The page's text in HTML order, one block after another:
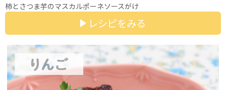
柿とさつま芋のマスカルポーネソースがけ
レシピをみる